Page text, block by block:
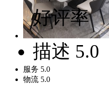
好评率
描述 5.0
服务 5.0
物流 5.0